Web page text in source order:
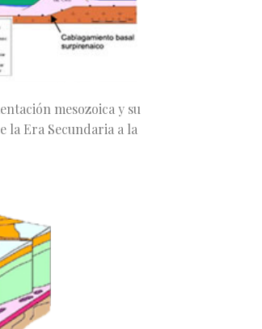
mesozoica y su
Era Secundaria a la